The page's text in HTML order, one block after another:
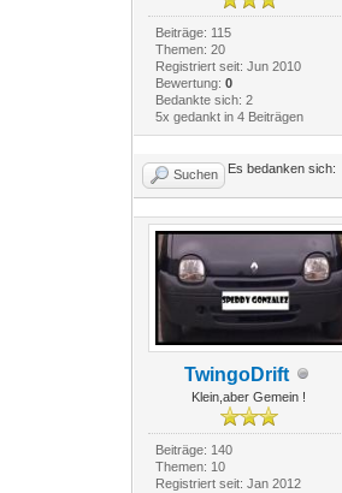
Beiträge: 115
Themen: 20
Registriert seit: Jun 2010
Bewertung: 0
Bedankte sich: 2
5x gedankt in 4 Beiträgen
Suchen Es bedanken sich:
TwingoDrift
Klein,aber Gemein !
Beiträge: 140
Themen: 10
Registriert seit: Jan 2012